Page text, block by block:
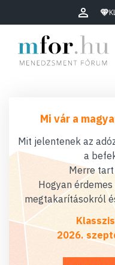
Mi vár a
Mit jelentenek az
a
Merre
Hogyan
megtakarításokról
2026.